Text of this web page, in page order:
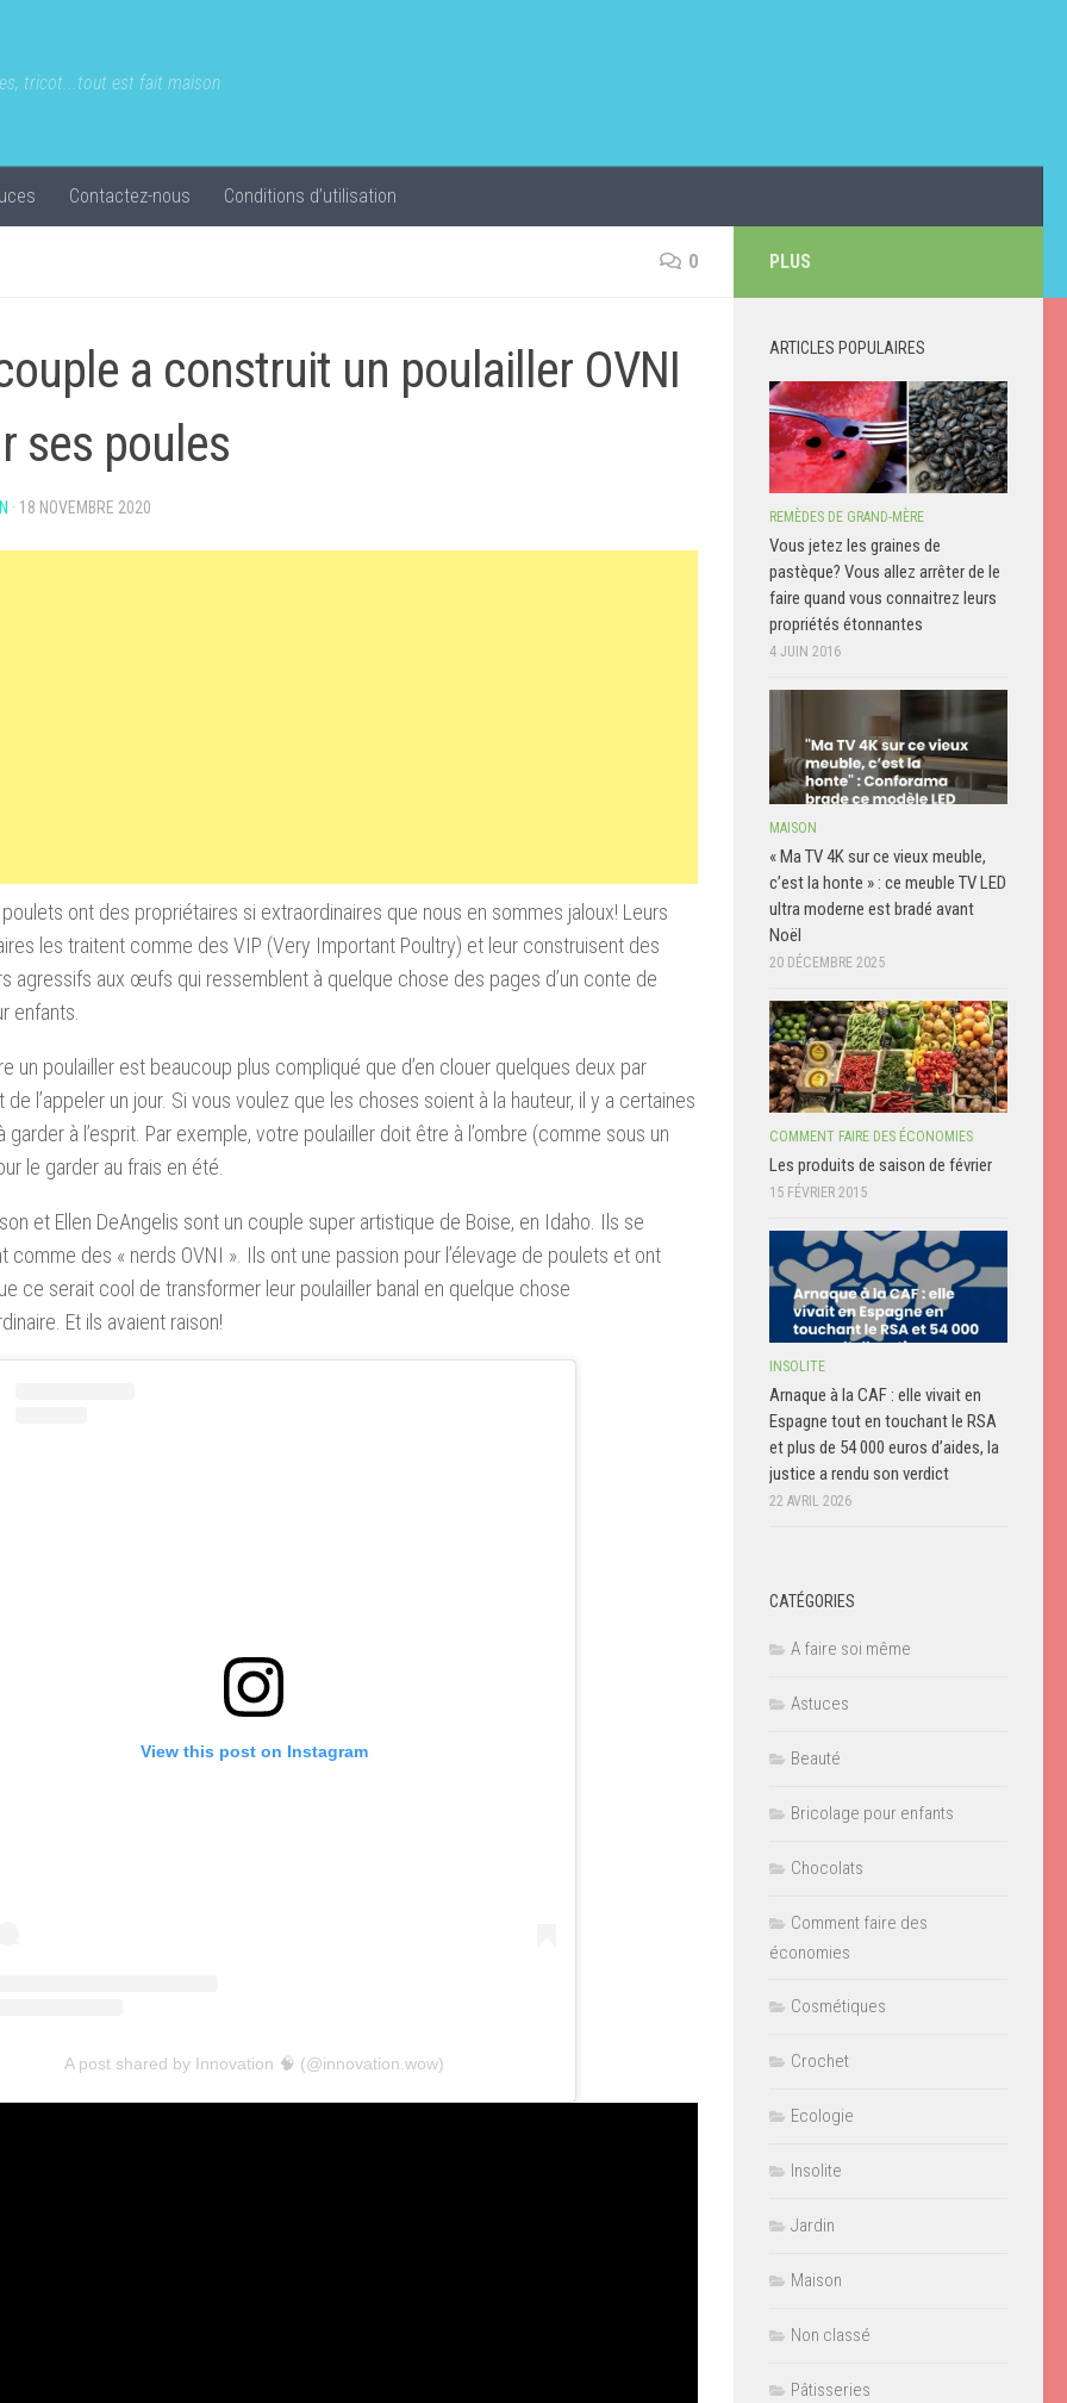
tricot...tout est fait maison
Contactez-nous Conditions d’utilisation
0
a construit un poulailler OVNI
ses poules
· 18 NOVEMBRE 2020
ont des propriétaires si extraordinaires que nous en sommes jaloux! Leurs
les traitent comme des VIP (Very Important Poultry) et leur construisent des
agressifs aux œufs qui ressemblent à quelque chose des pages d’un conte de
enfants.
un poulailler est beaucoup plus compliqué que d’en clouer quelques deux par
de l’appeler un jour. Si vous voulez que les choses soient à la hauteur, il y a certaines
garder à l’esprit. Par exemple, votre poulailler doit être à l’ombre (comme sous un
le garder au frais en été.
et Ellen DeAngelis sont un couple super artistique de Boise, en Idaho. Ils se
comme des « nerds OVNI ». Ils ont une passion pour l’élevage de poulets et ont
ce serait cool de transformer leur poulailler banal en quelque chose
Et ils avaient raison!
View this post on Instagram
A post shared by Innovation 🧠 (@innovation.wow)
PLUS
ARTICLES POPULAIRES
REMÈDES DE GRAND-MÈRE
Vous jetez les graines de
pastèque? Vous allez arrêter de le
faire quand vous connaitrez leurs
propriétés étonnantes
4 JUIN 2016
MAISON
« Ma TV 4K sur ce vieux meuble,
c’est la honte » : ce meuble TV LED
ultra moderne est bradé avant
Noël
20 DÉCEMBRE 2025
COMMENT FAIRE DES ÉCONOMIES
Les produits de saison de février
15 FÉVRIER 2015
INSOLITE
Arnaque à la CAF : elle vivait en
Espagne tout en touchant le RSA
et plus de 54 000 euros d’aides, la
justice a rendu son verdict
22 AVRIL 2026
CATÉGORIES
A faire soi même
Astuces
Beauté
Bricolage pour enfants
Chocolats
Comment faire des
économies
Cosmétiques
Crochet
Ecologie
Insolite
Jardin
Maison
Non classé
Pâtisseries